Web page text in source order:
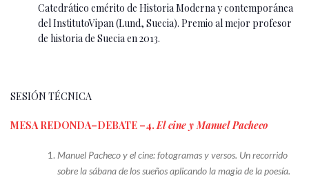
Catedrático emérito de Historia Moderna y contemporánea
del InstitutoVipan (Lund, Suecia). Premio al mejor profesor
de historia de Suecia en 2013.
SESIÓN TÉCNICA
MESA REDONDA–DEBATE –4.El cine y Manuel Pacheco
Manuel Pacheco y el cine: fotogramas y versos. Un recorrido
sobre la sábana de los sueños aplicando la magia de la poesía.